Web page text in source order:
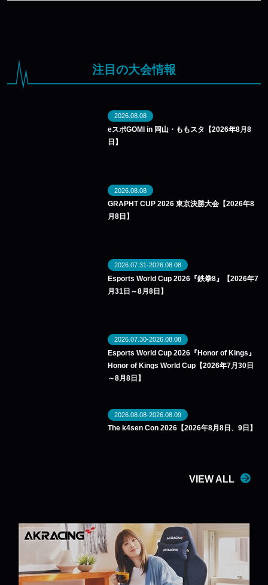
注目の大会情報
2026.08.08
eスポGOMI in 岡山・ももスタ【2026年8月8
日】
2026.08.08
GRAPHT CUP 2026 東京決勝大会【2026年8
月8日】
2026.07.31-2026.08.08
Esports World Cup 2026『鉄拳8』【2026年7
月31日～8月8日】
2026.07.30-2026.08.08
Esports World Cup 2026『Honor of Kings』
Honor of Kings World Cup【2026年7月30日
～8月8日】
2026.08.08-2026.08.09
The k4sen Con 2026【2026年8月8日、9日】
VIEW ALL